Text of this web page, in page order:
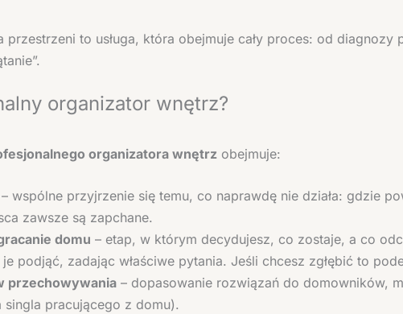
przestrzeni to usługa, która obejmuje cały proces: od
organizator wnętrz?
organizatora wnętrz obejmuje:
– wspólne przyjrzenie się temu, co naprawdę nie działa: gdzie
zawsze są zapchane.
domu – etap, w którym decydujesz, co zostaje, a co
podjąć, zadając właściwe pytania. Jeśli chcesz zgłębić to
przechowywania – dopasowanie rozwiązań do domowników,
singla pracującego z domu).